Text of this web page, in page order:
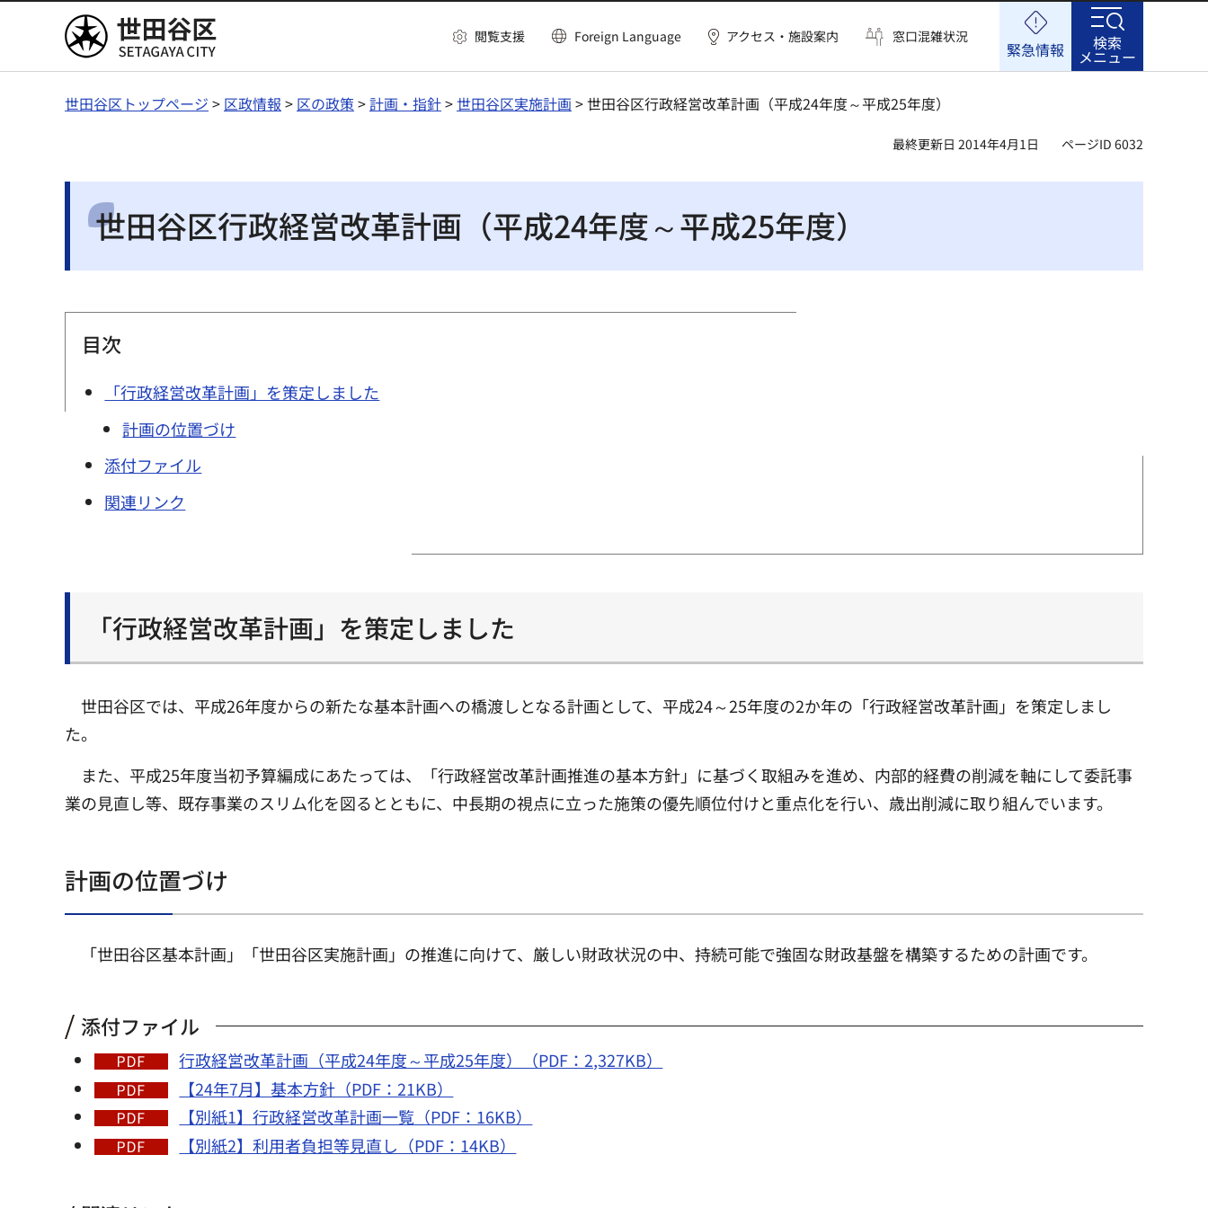
世田谷区 閲覧支援 Foreign Language アクセス・施設案内 窓口混雑状況
緊急情報 検索
メニュー
世田谷区トップページ > 区政情報 > 区の政策>計画・指針>世田谷区実施計画 > 世田谷区行政経営改革計画（平成24年度～平成25年度）
最終更新日 2014年4月1日 ページID 6032
世田谷区行政経営改革計画（平成24年度～平成25年度）
目次
「行政経営改革計画」を策定しました
計画の位置づけ
添付ファイル
関連リンク
「行政経営改革計画」を策定しました
世田谷区では、平成26年度からの新たな基本計画への橋渡しとなる計画として、平成24～25年度の2か年の「行政経営改革計画」を策定しまし
た。
また、平成25年度当初予算編成にあたっては、「行政経営改革計画推進の基本方針」に基づく取組みを進め、内部的経費の削減を軸にして委託事
業の見直し等、既存事業のスリム化を図るとともに、中長期の視点に立った施策の優先順位付けと重点化を行い、歳出削減に取り組んでいます。
計画の位置づけ
「世田谷区基本計画」「世田谷区実施計画」の推進に向けて、厳しい財政状況の中、持続可能で強固な財政基盤を構築するための計画です。
添付ファイル
行政経営改革計画（平成24年度～平成25年度）（PDF：2,327KB）
【24年7月】基本方針（PDF：21KB）
【別紙1】行政経営改革計画一覧（PDF：16KB）
【別紙2】利用者負担等見直し（PDF：14KB）